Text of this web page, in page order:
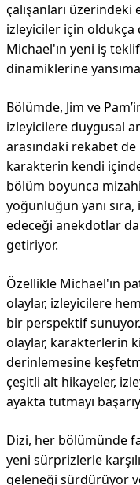
çalışanları
izleyiciler için oldukça
Michael'ın yeni iş
dinamiklerine
Bölümde, Jim ve
izleyicilere duygusal
arasındaki rekabet
karakterin kendi
bölüm boyunca
yoğunluğun yanı
edeceği anekdotlar
getiriyor.
Özellikle Michael'ın
olaylar, izleyicilere
bir perspektif
olaylar, karakterlerin
derinlemesine
çeşitli alt hikayeler,
ayakta tutmayı
Dizi, her bölümünde
yeni sürprizlerle
geleneği sürdürüyor